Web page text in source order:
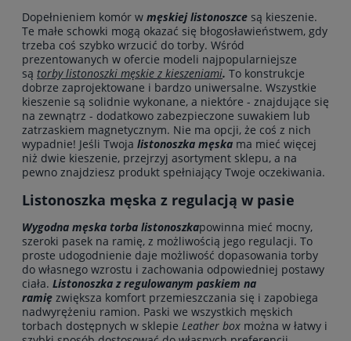
Dopełnieniem komór w męskiej listonoszce są kieszenie.
Te małe schowki mogą okazać się błogosławieństwem, gdy
trzeba coś szybko wrzucić do torby. Wśród
prezentowanych w ofercie modeli najpopularniejsze
są torby listonoszki męskie z kieszeniami. To konstrukcje
dobrze zaprojektowane i bardzo uniwersalne. Wszystkie
kieszenie są solidnie wykonane, a niektóre - znajdujące się
na zewnątrz - dodatkowo zabezpieczone suwakiem lub
zatrzaskiem magnetycznym. Nie ma opcji, że coś z nich
wypadnie! Jeśli Twoja listonoszka męska ma mieć więcej
niż dwie kieszenie, przejrzyj asortyment sklepu, a na
pewno znajdziesz produkt spełniający Twoje oczekiwania.
Listonoszka męska z regulacją w pasie
Wygodna męska torba listonoszkapowinna mieć mocny,
szeroki pasek na ramię, z możliwością jego regulacji. To
proste udogodnienie daje możliwość dopasowania torby
do własnego wzrostu i zachowania odpowiedniej postawy
ciała. Listonoszka z regulowanym paskiem na
ramię zwiększa komfort przemieszczania się i zapobiega
nadwyrężeniu ramion. Paski we wszystkich męskich
torbach dostępnych w sklepie Leather box można w łatwy i